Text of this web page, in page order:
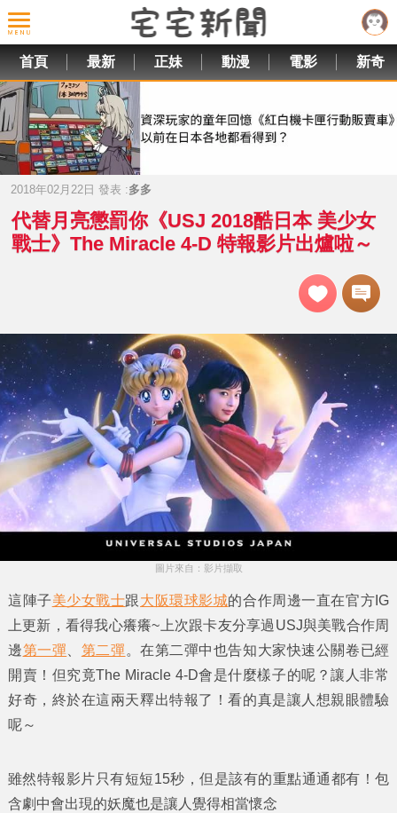
首頁 最新 正妹 動漫 電影 新奇
2018年02月22日 發表 :多多
代替月亮懲罰你《USJ 2018酷日本 美少女
戰士》The Miracle 4-D 特報影片出爐啦～
圖片來自：影片擷取
這陣子美少女戰士跟大阪環球影城的合作周邊一直在官方IG
上更新，看得我心癢癢~上次跟卡友分享過USJ與美戰合作周
邊第一彈、 第二彈。在第二彈中也告知大家快速公關卷已經
開賣！但究竟The Miracle 4-D會是什麼樣子的呢？讓人非常
好奇，終於在這兩天釋出特報了！看的真是讓人想親眼體驗
呢～
雖然特報影片只有短短15秒，但是該有的重點通通都有！包
含劇中會出現的妖魔也是讓人覺得相當懷念